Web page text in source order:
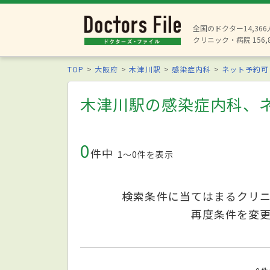
全国のドクター14,366
クリニック・病院
TOP 大阪府 木津川駅 感染症内科 ネット予約可
木津川駅の感染症内科、
0件中 1〜0件を表示
検索条件に当てはまるクリ
再度条件を変